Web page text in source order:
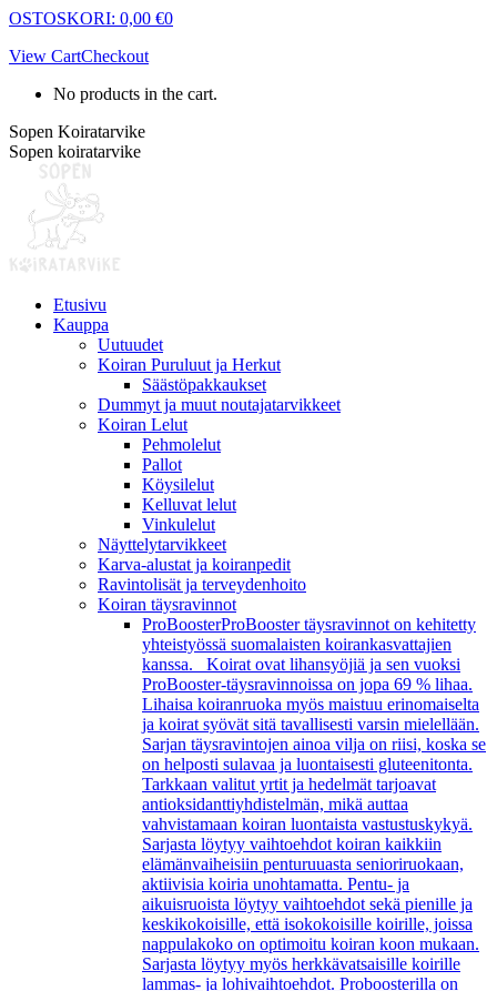
Skip
content
OSTOSKORI: 0,00 €0
View CartCheckout
No products in the cart.
Sopen Koiratarvike
Sopen koiratarvike
Etusivu
Kauppa
Uutuudet
Koiran Puruluut ja Herkut
Säästöpakkaukset
Dummyt ja muut noutajatarvikkeet
Koiran Lelut
Pehmolelut
Pallot
Köysilelut
Kelluvat lelut
Vinkulelut
Näyttelytarvikkeet
Karva-alustat ja koiranpedit
Ravintolisät ja terveydenhoito
Koiran täysravinnot
ProBoosterProBooster täysravinnot on kehitetty
yhteistyössä suomalaisten koirankasvattajien
kanssa. Koirat ovat lihansyöjiä ja sen vuoksi
ProBooster-täysravinnoissa on jopa 69 % lihaa.
Lihaisa koiranruoka myös maistuu erinomaiselta
ja koirat syövät sitä tavallisesti varsin mielellään.
Sarjan täysravintojen ainoa vilja on riisi, koska se
on helposti sulavaa ja luontaisesti gluteenitonta.
Tarkkaan valitut yrtit ja hedelmät tarjoavat
antioksidanttiyhdistelmän, mikä auttaa
vahvistamaan koiran luontaista vastustuskykyä.
Sarjasta löytyy vaihtoehdot koiran kaikkiin
elämänvaiheisiin penturuuasta senioriruokaan,
aktiivisia koiria unohtamatta. Pentu- ja
aikuisruoista löytyy vaihtoehdot sekä pienille ja
keskikokoisille, että isokokoisille koirille, joissa
nappulakoko on optimoitu koiran koon mukaan.
Sarjasta löytyy myös herkkävatsaisille koirille
lammas- ja lohivaihtoehdot. Proboosterilla on